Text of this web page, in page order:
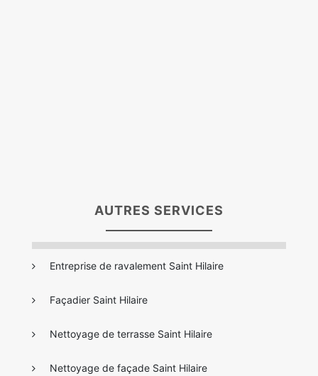
AUTRES SERVICES
Entreprise de ravalement Saint Hilaire
Façadier Saint Hilaire
Nettoyage de terrasse Saint Hilaire
Nettoyage de façade Saint Hilaire